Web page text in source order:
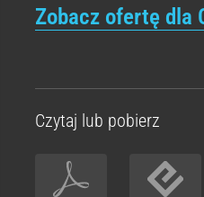
Zobacz ofertę dla
Czytaj lub pobierz